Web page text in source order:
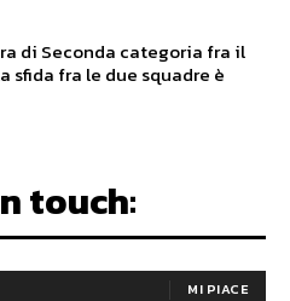
di Seconda categoria fra il
sfida fra le due squadre è
touch:
MI PIACE